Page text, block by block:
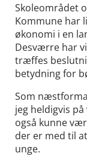
Skoleområdet
Kommune har
økonomi i en
Desværre har
træffes
betydning for
Som
jeg heldigvis
også kunne
der er med til
unge.